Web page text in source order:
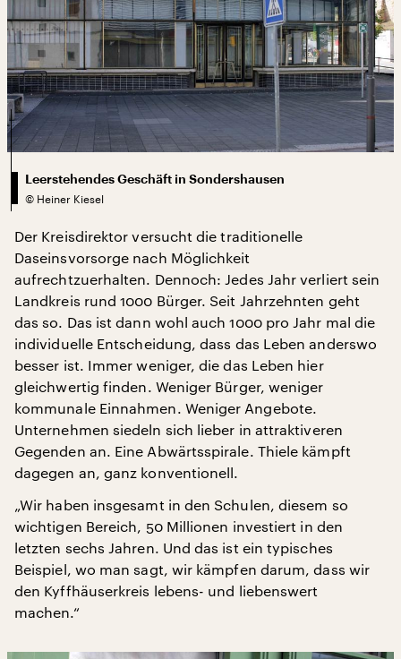
Leerstehendes Geschäft in Sondershausen
© Heiner Kiesel
Der Kreisdirektor versucht die traditionelle
Daseinsvorsorge nach Möglichkeit
aufrechtzuerhalten. Dennoch: Jedes Jahr verliert sein
Landkreis rund 1000 Bürger. Seit Jahrzehnten geht
das so. Das ist dann wohl auch 1000 pro Jahr mal die
individuelle Entscheidung, dass das Leben anderswo
besser ist. Immer weniger, die das Leben hier
gleichwertig finden. Weniger Bürger, weniger
kommunale Einnahmen. Weniger Angebote.
Unternehmen siedeln sich lieber in attraktiveren
Gegenden an. Eine Abwärtsspirale. Thiele kämpft
dagegen an, ganz konventionell.
„Wir haben insgesamt in den Schulen, diesem so
wichtigen Bereich, 50 Millionen investiert in den
letzten sechs Jahren. Und das ist ein typisches
Beispiel, wo man sagt, wir kämpfen darum, dass wir
den Kyffhäuserkreis lebens- und liebenswert
machen.“